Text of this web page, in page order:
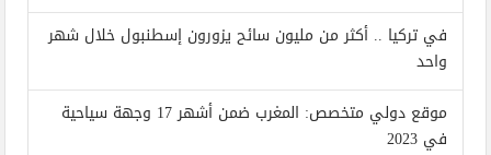
في تركيا .. أكثر من مليون سائح يزورون إسطنبول خلال شهر
واحد
موقع دولي متخصص: المغرب ضمن أشهر 17 وجهة سياحية
في 2023